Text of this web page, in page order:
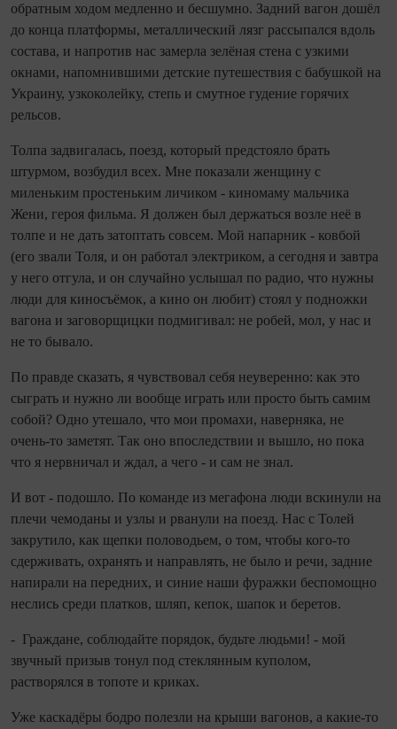
обратным ходом медленно и бесшумно. Задний вагон дошёл
до конца платформы, металлический лязг рассыпался вдоль
состава, и напротив нас замерла зелёная стена с узкими
окнами, напо­мнившими детские путешествия с бабушкой на
Украину, узкоколейку, степь и смутное гудение горячих
рельсов.
Толпа задвигалась, поезд, который предстояло брать
штурмом, возбудил всех. Мне показали женщину с
миленьким простеньким личиком - киномаму мальчика
Жени, героя фильма. Я должен был держаться возле неё в
толпе и не дать затоптать совсем. Мой напарник - ковбой
(его звали Толя, и он работал электриком, а се­го­дня и завтра
у него отгула, и он случайно услы­шал по радио, что нужны
люди для киносъёмок, а кино он любит) стоял у подножки
вагона и заговорщицки подмигивал: не робей, мол, у нас и
не то бывало.
По правде сказать, я чувствовал себя неуверенно: как это
сыграть и нужно ли вообще играть или просто быть самим
собой? Одно утешало, что мои промахи, наверняка, не
очень‑то заметят. Так оно впоследствии и вышло, но пока
что я нервничал и ждал, а чего - и сам не знал.
И вот - подошло. По команде из мегафона люди вскинули на
плечи чемоданы и узлы и рванули на поезд. Нас с Толей
закрутило, как щепки половодьем, о том, чтобы кого‑то
сдерживать, охранять и направлять, не было и речи, задние
напирали на передних, и синие наши фуражки беспомощно
неслись среди платков, шляп, кепок, шапок и беретов.
- Граждане, соблюдайте порядок, будьте людьми! - мой
звучный призыв тонул под стек­лянным куполом,
растворялся в топоте и криках.
Уже каскадёры бодро полезли на крыши вагонов, а какие‑то